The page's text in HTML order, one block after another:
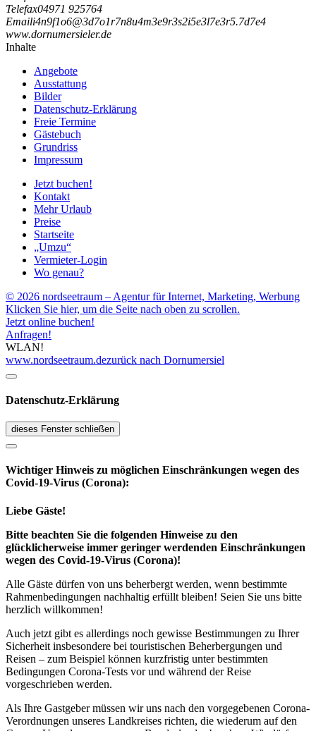
Telefax04971 925764
Emaili4n9f1o6@3d7o1r7n8u4m3e9r3s2i5e3l7e3r5.7d7e4
www.dornumersieler.de
Inhalte
Angebote
Ausstattung
Bilder
Datenschutz-Erklärung
Freie Termine
Gästebuch
Grundriss
Impressum
Jetzt buchen!
Kontakt
Mehr Urlaub
Preise
Startseite
„Umzu“
Vermieter-Login
Wo genau?
© 2026 nordseetraum – Agentur für Internet, Marketing, Werbung
Klicken Sie hier, um die Seite nach oben zu scrollen.
Jetzt online buchen!
Anfragen!
WLAN!
www.nordseetraum.dezurück nach Dornumersiel
Datenschutz-Erklärung
dieses Fenster schließen
Wichtiger Hinweis zu möglichen Ein­schränk­ungen wegen des
Covid-19-Virus (Corona):
Liebe Gäste!
Bitte beachten Sie die folgenden Hinweise zu den
glücklicherweise immer geringer werdenden Einschränkungen
wegen des Covid-19-Virus (Corona)!
Alle Gäste dürfen von uns beherbergt werden, wenn bestimmte
Rahmenbedingungen nachhaltig erfüllt bleiben! Seien Sie uns bitte
herzlich willkommen!
Auch jetzt gibt es allerdings noch gewisse Bestimmungen zu Ihrer
Sicherheit insbesondere bei touristischen Beherbergungen und
Reisen – zum Beispiel können kurzfristig unter bestimmten
Bedingungen Corona-Tests vor und während der Reise
vorgeschrieben werden.
Als Ihre Gastgeber müssen wir uns nach den vorgegebenen Corona-
Verordnungen unseres Landkreises richten, die wiederum auf den